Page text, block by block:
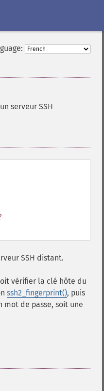
serveur SSH
SSH distant.
vérifier la clé hôte du
ssh2_fingerprint(), puis
de passe, soit une